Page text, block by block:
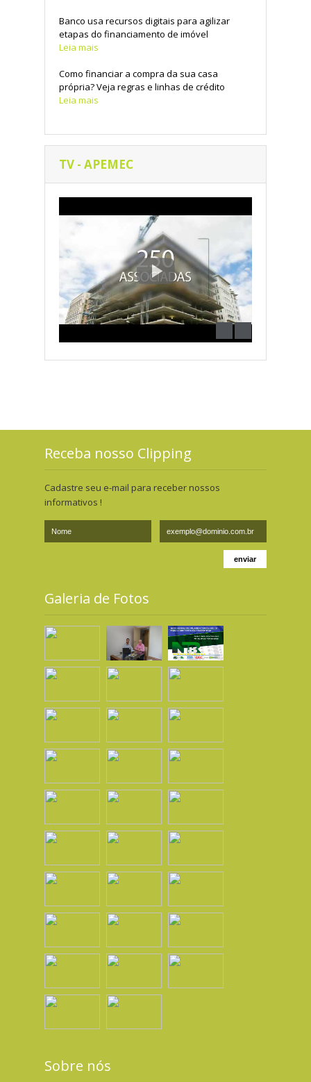
Banco usa recursos digitais para agilizar
etapas do financiamento de imóvel
Leia mais
Como financiar a compra da sua casa
própria? Veja regras e linhas de crédito
Leia mais
TV - APEMEC
Receba nosso Clipping
Cadastre seu e-mail para receber nossos
informativos !
Galeria de Fotos
Sobre nós